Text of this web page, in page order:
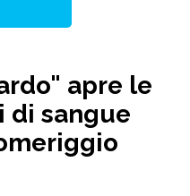
apre le
di sangue